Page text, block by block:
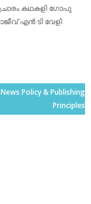
കഥകളി ഗോപു
എൻ ടി വേളി
News Policy & Publishing
Principles